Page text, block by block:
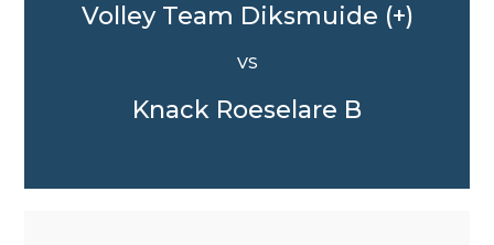
Volley Team Diksmuide (+)
VS
Knack Roeselare B